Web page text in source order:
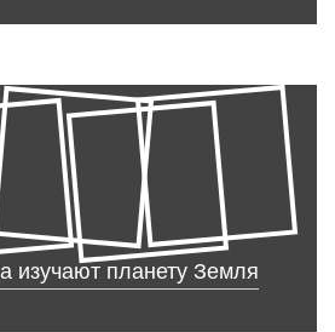
изучают планету Земля